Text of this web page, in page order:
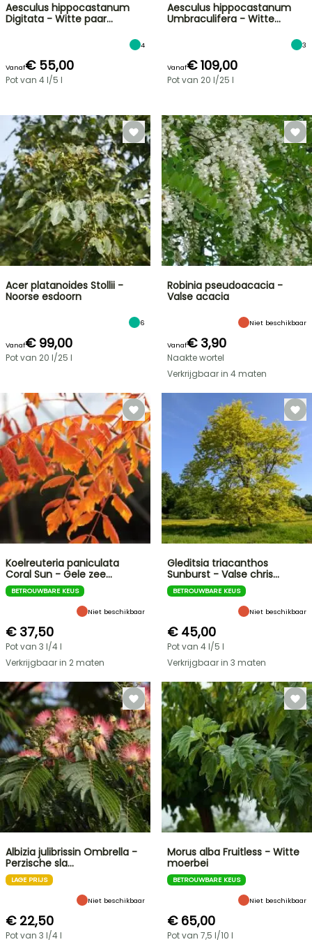
Aesculus hippocastanum
Digitata - Witte paar…
4
Vanaf€ 55,00
Pot van 4 l/5 l
Aesculus hippocastanum
Umbraculifera - Witte…
3
Vanaf€ 109,00
Pot van 20 l/25 l
Acer platanoides Stollii -
Noorse esdoorn
6
Vanaf€ 99,00
Pot van 20 l/25 l
Robinia pseudoacacia -
Valse acacia
Niet beschikbaar
Vanaf€ 3,90
Naakte wortel
Verkrijgbaar in 4 maten
Koelreuteria paniculata
Coral Sun - Gele zee…
BETROUWBARE KEUS
Niet beschikbaar
€ 37,50
Pot van 3 l/4 l
Verkrijgbaar in 2 maten
Gleditsia triacanthos
Sunburst - Valse chris…
BETROUWBARE KEUS
Niet beschikbaar
€ 45,00
Pot van 4 l/5 l
Verkrijgbaar in 3 maten
Albizia julibrissin Ombrella -
Perzische sla…
LAGE PRIJS
Niet beschikbaar
€ 22,50
Pot van 3 l/4 l
Morus alba Fruitless - Witte
moerbei
BETROUWBARE KEUS
Niet beschikbaar
€ 65,00
Pot van 7,5 l/10 l